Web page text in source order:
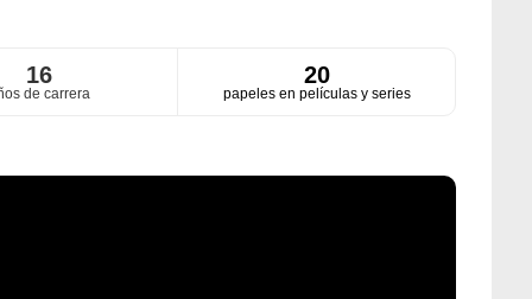
16
de carrera
20
papeles en películas y series